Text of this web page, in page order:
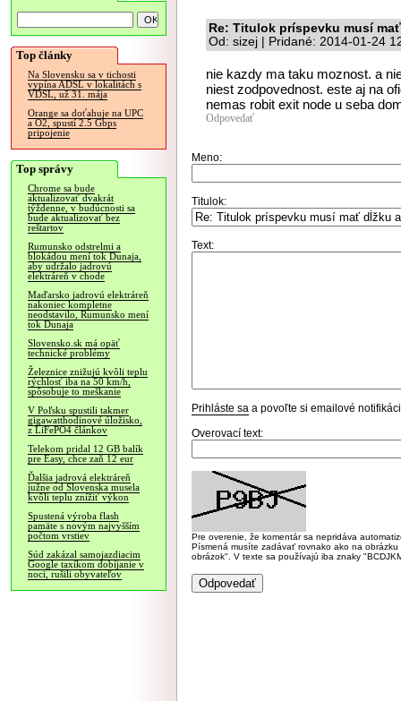
Top články
Na Slovensku sa v tichosti
vypína ADSL v lokalitách s
VDSL, už 31. mája
Orange sa doťahuje na UPC
a O2, spustí 2.5 Gbps
pripojenie
Top správy
Chrome sa bude
aktualizovať dvakrát
týždenne, v budúcnosti sa
bude aktualizovať bez
reštartov
Rumunsko odstrelmi a
blokádou mení tok Dunaja,
aby udržalo jadrovú
elektráreň v chode
Maďarsko jadrovú elektráreň
nakoniec kompletne
neodstavilo, Rumunsko mení
tok Dunaja
Slovensko.sk má opäť
technické problémy
Železnice znižujú kvôli teplu
rýchlosť iba na 50 km/h,
spôsobuje to meškanie
V Poľsku spustili takmer
gigawatthodinové úložisko,
z LiFePO4 článkov
Telekom pridal 12 GB balík
pre Easy, chce zaň 12 eur
Ďalšia jadrová elektráreň
južne od Slovenska musela
kvôli teplu znížiť výkon
Spustená výroba flash
pamäte s novým najvyšším
počtom vrstiev
Súd zakázal samojazdiacim
Google taxíkom dobíjanie v
noci, rušili obyvateľov
Re: Titulok príspevku musí
Od: sizej | Pridané: 2014-01-24
nie kazdy ma taku moznost. a
niest zodpovednost. este aj na
nemas robit exit node u seba
Odpovedať
Meno:
Titulok:
Text:
Prihláste sa a povoľte si emailové
Overovací text:
Pre overenie, že komentár sa nepridáva
Písmená musíte zadávať rovnako ako na
obrázok". V texte sa používajú iba znaky